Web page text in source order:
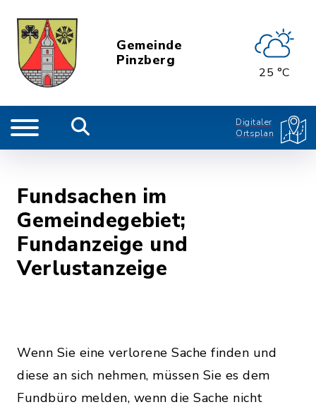
Gemeinde
Pinzberg
25 °C
Digitaler
Ortsplan
Fundsachen im
Gemeindegebiet;
Fundanzeige und
Verlustanzeige
Wenn Sie eine verlorene Sache finden und
diese an sich nehmen, müssen Sie es dem
Fundbüro melden, wenn die Sache nicht